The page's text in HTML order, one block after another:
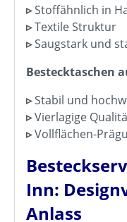
▹Stoffähnlich in
▹Textile Struktur
▹Saugstark und
Bestecktaschen
▹Stabil und
▹Vierlagige
▹Vollflächen-
Inn:
Anlass